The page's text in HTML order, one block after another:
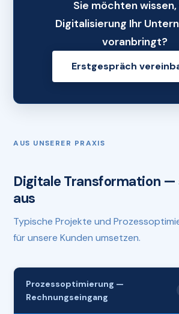
Sie möchten wissen,
Digitalisierung Ihr
voranbringt?
Erstgespräch
AUS UNSERER PRAXIS
Digitale Transformation —
aus
Typische Projekte und
für unsere Kunden umsetzen.
Prozessoptimierung —
Rechnungseingang